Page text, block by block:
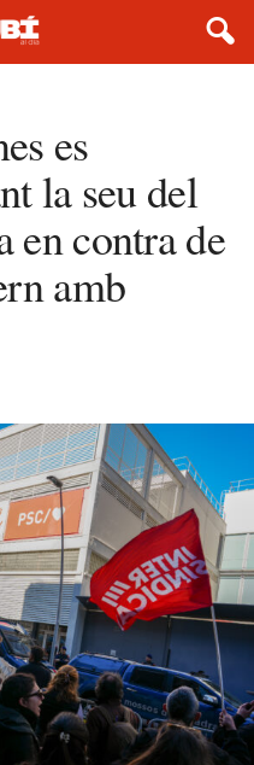
es
la seu del
en contra de
amb